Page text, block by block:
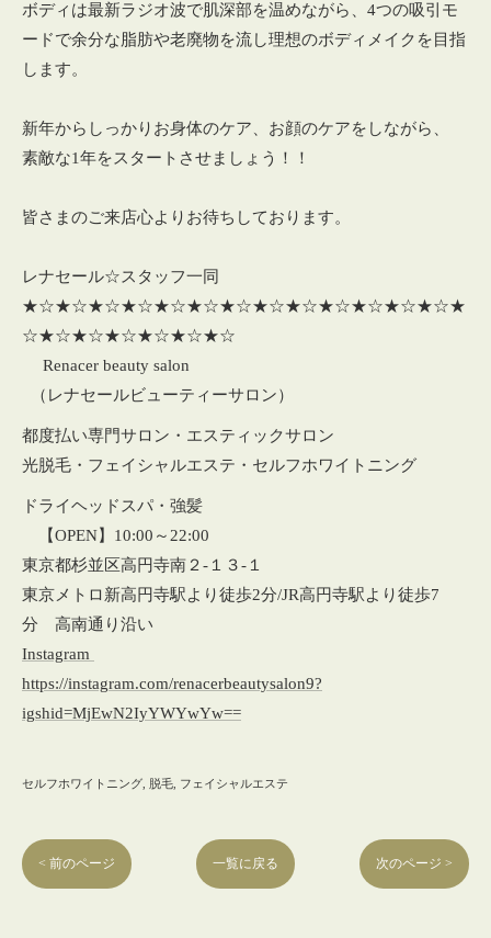
ボディは最新ラジオ波で肌深部を温めながら、4つの吸引モ
ードで余分な脂肪や老廃物を流し理想のボディメイクを目指
します。
新年からしっかりお身体のケア、お顔のケアをしながら、
素敵な1年をスタートさせましょう！！
皆さまのご来店心よりお待ちしております。
レナセール☆スタッフ一同
★☆★☆★☆★☆★☆★☆★☆★☆★☆★☆★☆★☆★☆★
☆★☆★☆★☆★☆★☆★☆
Renacer beauty salon
（レナセールビューティーサロン）
都度払い専門サロン・エスティックサロン
光脱毛・フェイシャルエステ・セルフホワイトニング
ドライヘッドスパ・強髪
【OPEN】10:00～22:00
東京都杉並区高円寺南２‐１３‐１
東京メトロ新高円寺駅より徒歩2分/JR高円寺駅より徒歩7
分 高南通り沿い
Instagram
https://instagram.com/renacerbeautysalon9?
igshid=MjEwN2IyYWYwYw==
セルフホワイトニング 脱毛 フェイシャルエステ
< 前のページ 一覧に戻る 次のページ >